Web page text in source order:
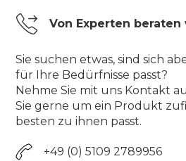
Von Experten beraten
Sie suchen etwas, sind sich
für Ihre Bedürfnisse passt?
Nehme Sie mit uns Kontakt
Sie gerne um ein Produkt
besten zu ihnen passt.
+49 (0) 5109 2789956